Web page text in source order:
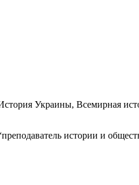
Украины, Всемирная
истории и